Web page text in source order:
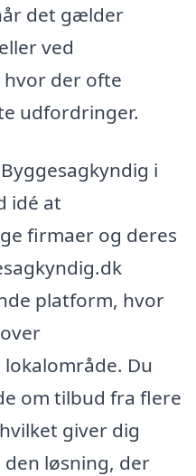
det gælder
ved
der ofte
udfordringer.
i
idé at
firmaer og deres
platform, hvor
Du
om tilbud fra flere
giver dig
løsning, der